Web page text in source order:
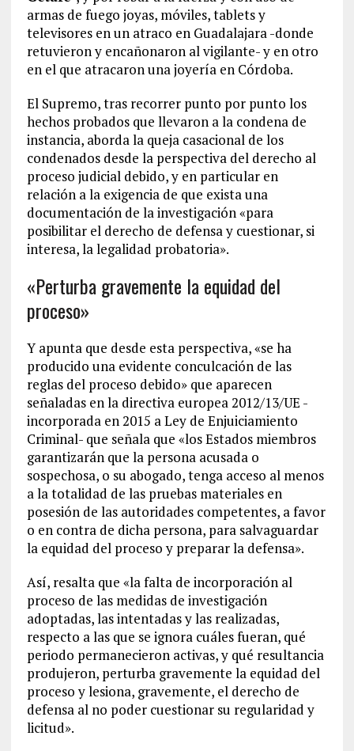
armas de fuego joyas, móviles, tablets y
televisores en un atraco en Guadalajara -donde
retuvieron y encañonaron al vigilante- y en otro
en el que atracaron una joyería en Córdoba.
El Supremo, tras recorrer punto por punto los
hechos probados que llevaron a la condena de
instancia, aborda la queja casacional de los
condenados desde la perspectiva del derecho al
proceso judicial debido, y en particular en
relación a la exigencia de que exista una
documentación de la investigación «para
posibilitar el derecho de defensa y cuestionar, si
interesa, la legalidad probatoria».
«Perturba gravemente la equidad del
proceso»
Y apunta que desde esta perspectiva, «se ha
producido una evidente conculcación de las
reglas del proceso debido» que aparecen
señaladas en la directiva europea 2012/13/UE -
incorporada en 2015 a Ley de Enjuiciamiento
Criminal- que señala que «los Estados miembros
garantizarán que la persona acusada o
sospechosa, o su abogado, tenga acceso al menos
a la totalidad de las pruebas materiales en
posesión de las autoridades competentes, a favor
o en contra de dicha persona, para salvaguardar
la equidad del proceso y preparar la defensa».
Así, resalta que «la falta de incorporación al
proceso de las medidas de investigación
adoptadas, las intentadas y las realizadas,
respecto a las que se ignora cuáles fueran, qué
periodo permanecieron activas, y qué resultancia
produjeron, perturba gravemente la equidad del
proceso y lesiona, gravemente, el derecho de
defensa al no poder cuestionar su regularidad y
licitud».